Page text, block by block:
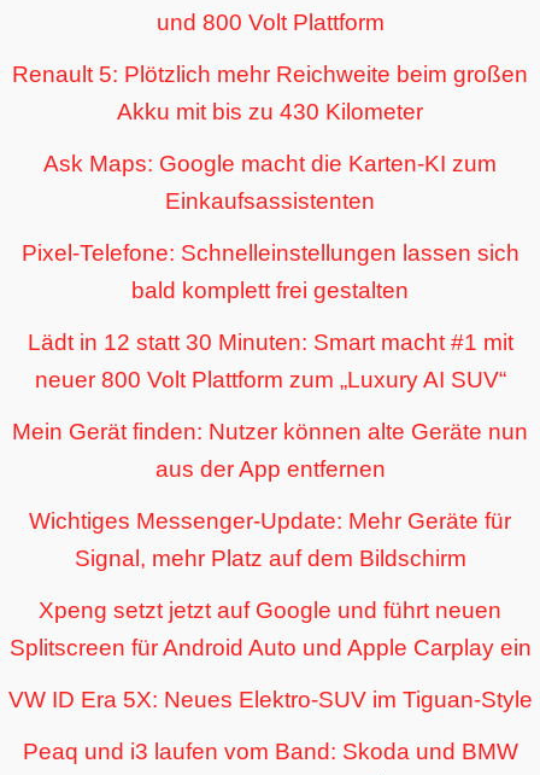
und 800 Volt Plattform
Renault 5: Plötzlich mehr Reichweite beim großen
Akku mit bis zu 430 Kilometer
Ask Maps: Google macht die Karten-KI zum
Einkaufsassistenten
Pixel-Telefone: Schnelleinstellungen lassen sich
bald komplett frei gestalten
Lädt in 12 statt 30 Minuten: Smart macht #1 mit
neuer 800 Volt Plattform zum „Luxury AI SUV“
Mein Gerät finden: Nutzer können alte Geräte nun
aus der App entfernen
Wichtiges Messenger-Update: Mehr Geräte für
Signal, mehr Platz auf dem Bildschirm
Xpeng setzt jetzt auf Google und führt neuen
Splitscreen für Android Auto und Apple Carplay ein
VW ID Era 5X: Neues Elektro-SUV im Tiguan-Style
Peaq und i3 laufen vom Band: Skoda und BMW